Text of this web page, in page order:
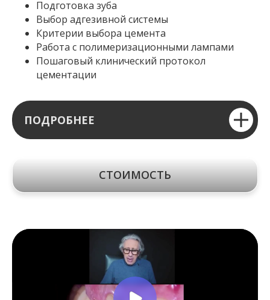
Подготовка зуба
Выбор адгезивной системы
Критерии выбора цемента
Работа с полимеризационными лампами
Пошаговый клинический протокол
цементации
ПОДРОБНЕЕ
СТОИМОСТЬ